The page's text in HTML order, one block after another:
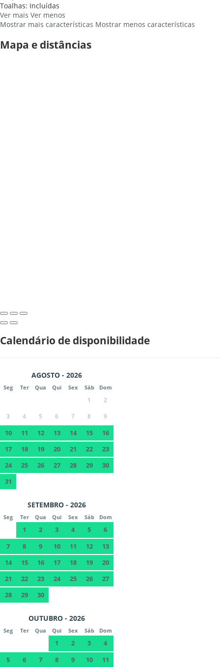
Toalhas: Incluídas
Ver mais Ver menos
Mostrar mais características Mostrar menos características
Mapa e distâncias
Calendário de disponibilidade
AGOSTO - 2026
Seg Ter Qua Qui Sex Sáb Dom
1
2
3
4 5 6 7 8 9
10 11 12 13 14 15
16
17
18 19 20 21 22
23
24
25 26 27 28 29
30
31
SETEMBRO - 2026
Seg Ter Qua Qui Sex Sáb Dom
1 2 3 4 5
6
7
8 9 10 11 12
13
14
15 16 17 18 19
20
21
22 23 24 25 26
27
28
29 30
OUTUBRO - 2026
Seg Ter Qua Qui Sex Sáb Dom
1 2 3
4
5
6 7 8 9 10
11